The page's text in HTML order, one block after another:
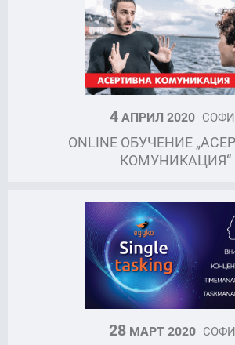
4АПРИЛ 2020
ONLINE ОБУЧЕНИЕ
КОМУНИКАЦИЯ“
28МАРТ 2020